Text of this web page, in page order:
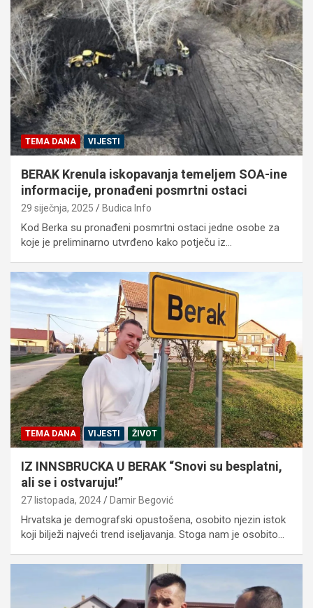
TEMA DANA VIJESTI
BERAK Krenula iskopavanja temeljem SOA-ine
informacije, pronađeni posmrtni ostaci
29 siječnja, 2025 Budica Info
Kod Berka su pronađeni posmrtni ostaci jedne osobe za
koje je preliminarno utvrđeno kako potječu iz…
TEMA DANA VIJESTI ŽIVOT
IZ INNSBRUCKA U BERAK “Snovi su besplatni,
ali se i ostvaruju!”
27 listopada, 2024 Damir Begović
Hrvatska je demografski opustošena, osobito njezin istok
koji bilježi najveći trend iseljavanja. Stoga nam je osobito…